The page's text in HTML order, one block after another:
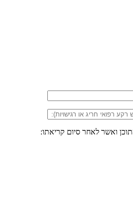
ואשר לאחר סיום קריאתו: